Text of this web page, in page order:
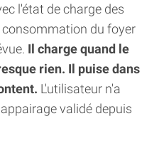
l'état de charge des
du foyer
Il charge quand le
rien. Il puise dans
L'utilisateur n'a
validé depuis